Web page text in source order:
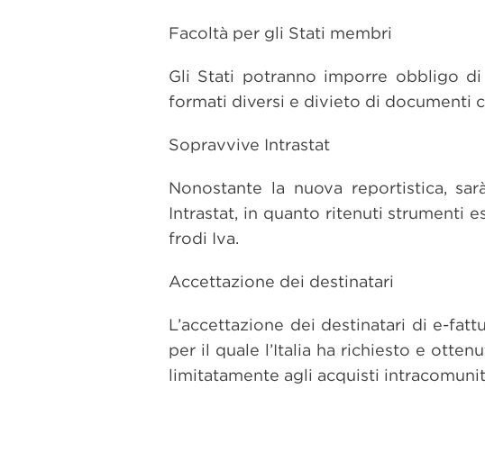
Facoltà per gli Stati membri
Gli Stati potranno imporre obbligo
formati diversi e divieto di documenti
Sopravvive Intrastat
Nonostante la nuova reportistica,
Intrastat, in quanto ritenuti strumenti
frodi Iva.
Accettazione dei destinatari
L’accettazione dei destinatari di e-
per il quale l’Italia ha richiesto e
limitatamente agli acquisti